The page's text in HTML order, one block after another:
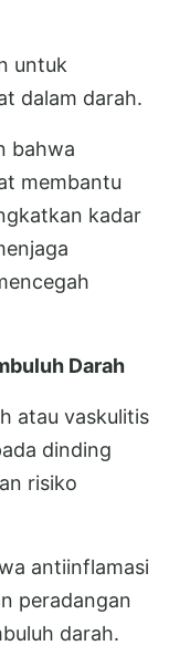
untuk
dalam darah.
bahwa
membantu
kadar
Darah
atau vaskulitis
dinding
risiko
antiinflamasi
peradangan
darah.